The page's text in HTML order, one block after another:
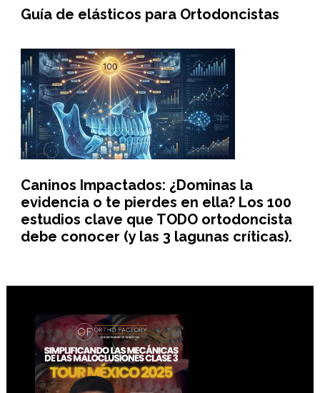
Guía de elásticos para Ortodoncistas
Caninos Impactados: ¿Dominas la
evidencia o te pierdes en ella? Los 100
estudios clave que TODO ortodoncista
debe conocer (y las 3 lagunas críticas).
Footer